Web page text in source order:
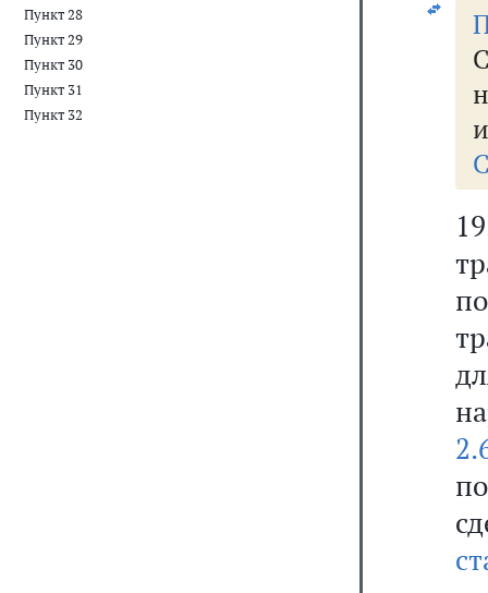
Пункт 28
Пункт 29
Пункт 30
Пункт 31
Пункт 32